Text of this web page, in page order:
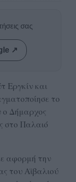
σας
↗
Εργκίν και
το
ο Δήμαρχος
στο Παλαιό
αφορμή την
του Αϊβαλιού